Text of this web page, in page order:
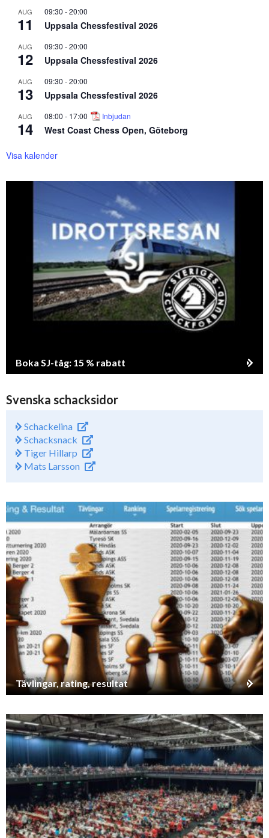
AUG
11
09:30 -20:00
Uppsala Chessfestival 2026
AUG
12
09:30 -20:00
Uppsala Chessfestival 2026
AUG
13
09:30 -20:00
Uppsala Chessfestival 2026
AUG
14
08:00 - 17:00 Inbjudan
West Coast Chess Open, Göteborg
Visa kalender
Boka SJ-tåg: 15 % rabatt
Svenska schacksidor
Schackelina
Schacksnack
Tiger Hillarp
Mats Larsson
Tävlingar, rating, resultat